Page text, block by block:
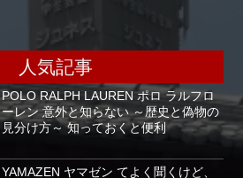
人気記事
POLO RALPH LAUREN ポロ ラルフロ
ーレン 意外と知らない ～歴史と偽物の
見分け方～ 知っておくと便利
YAMAZEN ヤマゼン てよく聞くけど、